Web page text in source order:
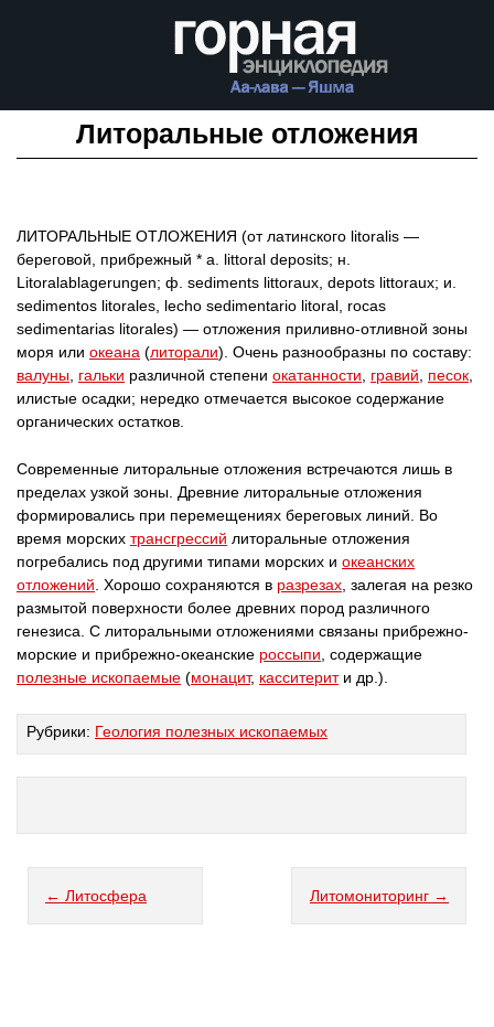
Литоральные отложения
ЛИТОРАЛЬНЫЕ ОТЛОЖЕНИЯ (от латинского litoralis —
береговой, прибрежный * а. littoral deposits; н.
Litoralablagerungen; ф. sediments littoraux, depots littoraux; и.
sedimentos litorales, lecho sedimentario litoral, rocas
sedimentarias litorales) — отложения приливно-отливной зоны
моря или океана (литорали). Очень разнообразны по составу:
валуны гальки различной степени окатанности гравий песок
илистые осадки; нередко отмечается высокое содержание
органических остатков.
Современные литоральные отложения встречаются лишь в
пределах узкой зоны. Древние литоральные отложения
формировались при перемещениях береговых линий. Во
время морских трансгрессий литоральные отложения
погребались под другими типами морских и океанских
отложений . Хорошо сохраняются в разрезах , залегая на резко
размытой поверхности более древних пород различного
генезиса. С литоральными отложениями связаны прибрежно-
морские и прибрежно-океанские россыпи , содержащие
полезные ископаемые (монацит, касситерити др.).
Рубрики: Геология полезных ископаемых
← Литосфера Литомониторинг →